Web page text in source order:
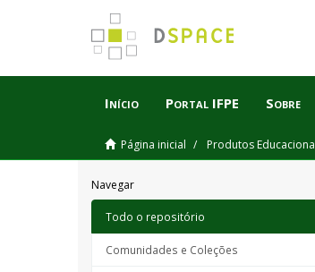
Início Portal IFPE Sobre
Página inicial Produtos
Navegar
Todo o repositório
Comunidades e Coleções